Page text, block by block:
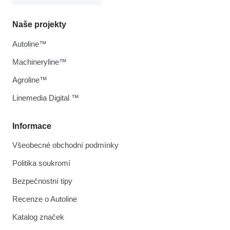
Informace
Všeobecné obchodní podmínky
Politika soukromí
Bezpečnostní tipy
Recenze o Autoline
Katalog značek
Naše projekty
Autoline™
Machineryline™
Agroline™
Linemedia Digital ™